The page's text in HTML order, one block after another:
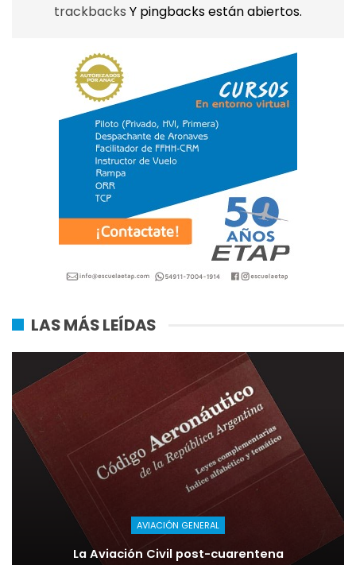
trackbacks Y pingbacks están abiertos.
LAS MÁS LEÍDAS
AVIACIÓN GENERAL
La Aviación Civil post-cuarentena